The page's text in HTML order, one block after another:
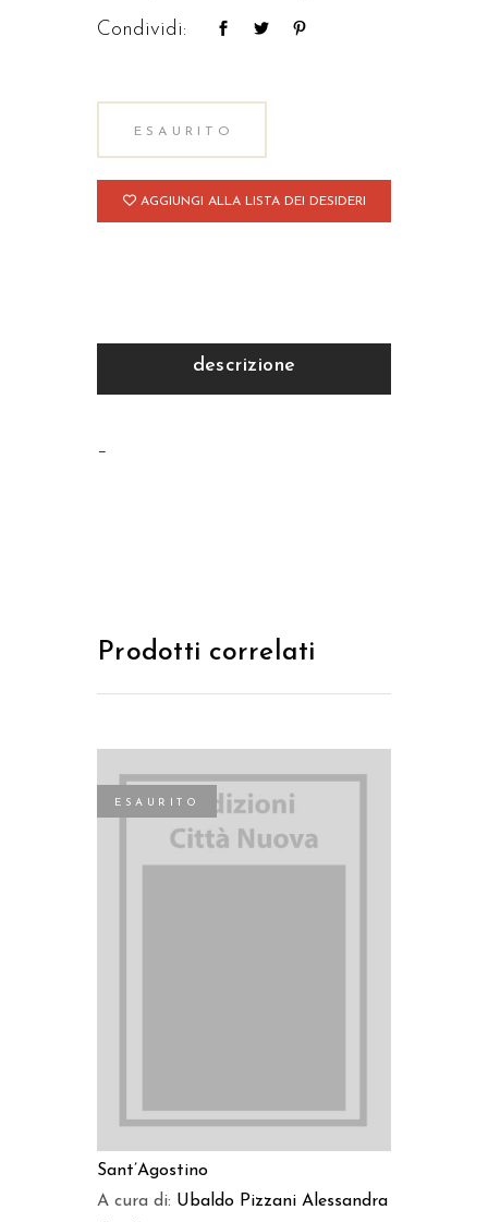
Condividi:
ESAURITO
AGGIUNGI ALLA LISTA DEI DESIDERI
descrizione
–
Prodotti correlati
ESAURITO
Sant’Agostino
A cura di: Ubaldo Pizzani Alessandra